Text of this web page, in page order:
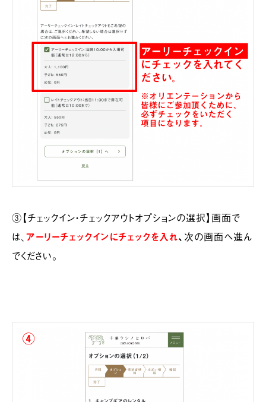
③【チェックイン・チェックアウトオプションの選択】画面で
は、 アーリーチェックインにチェックを入れ、 次の画面へ進ん
でください。